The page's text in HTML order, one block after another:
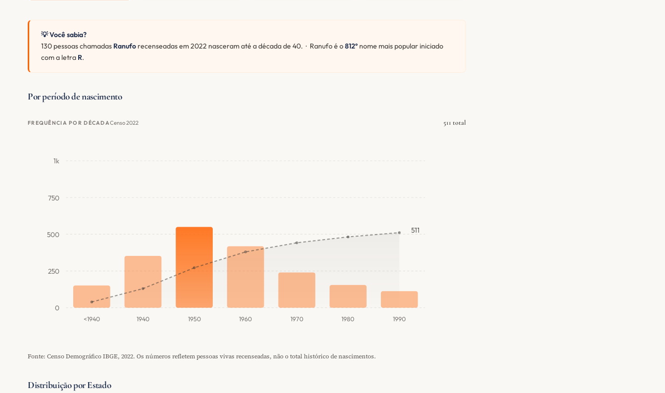
💡 Você sabia?
130 pessoas chamadas Ranufo recenseadas em 2022 nasceram até a década de 40. · Ranufo é o812º nome mais popular iniciado
com a letra R.
Por período de nascimento
FREQUÊNCIA POR DÉCADACenso 2022 511 total
0
250
500
750
1k
<1940 1940 1950 1960 1970 1980 1990
511
Fonte: Censo Demográfico IBGE, 2022. Os números refletem pessoas vivas recenseadas, não o total histórico de nascimentos.
Distribuição por Estado